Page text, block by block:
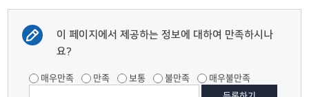
이 페이지에서 제공하는 정보에 대하여 만족하시나
요?
매우만족 만족 보통 불만족 매우불만족